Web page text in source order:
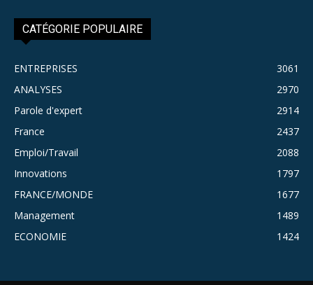
CATÉGORIE POPULAIRE
ENTREPRISES
3061
ANALYSES
2970
Parole d'expert
2914
France
2437
Emploi/Travail
2088
Innovations
1797
FRANCE/MONDE
1677
Management
1489
ECONOMIE
1424